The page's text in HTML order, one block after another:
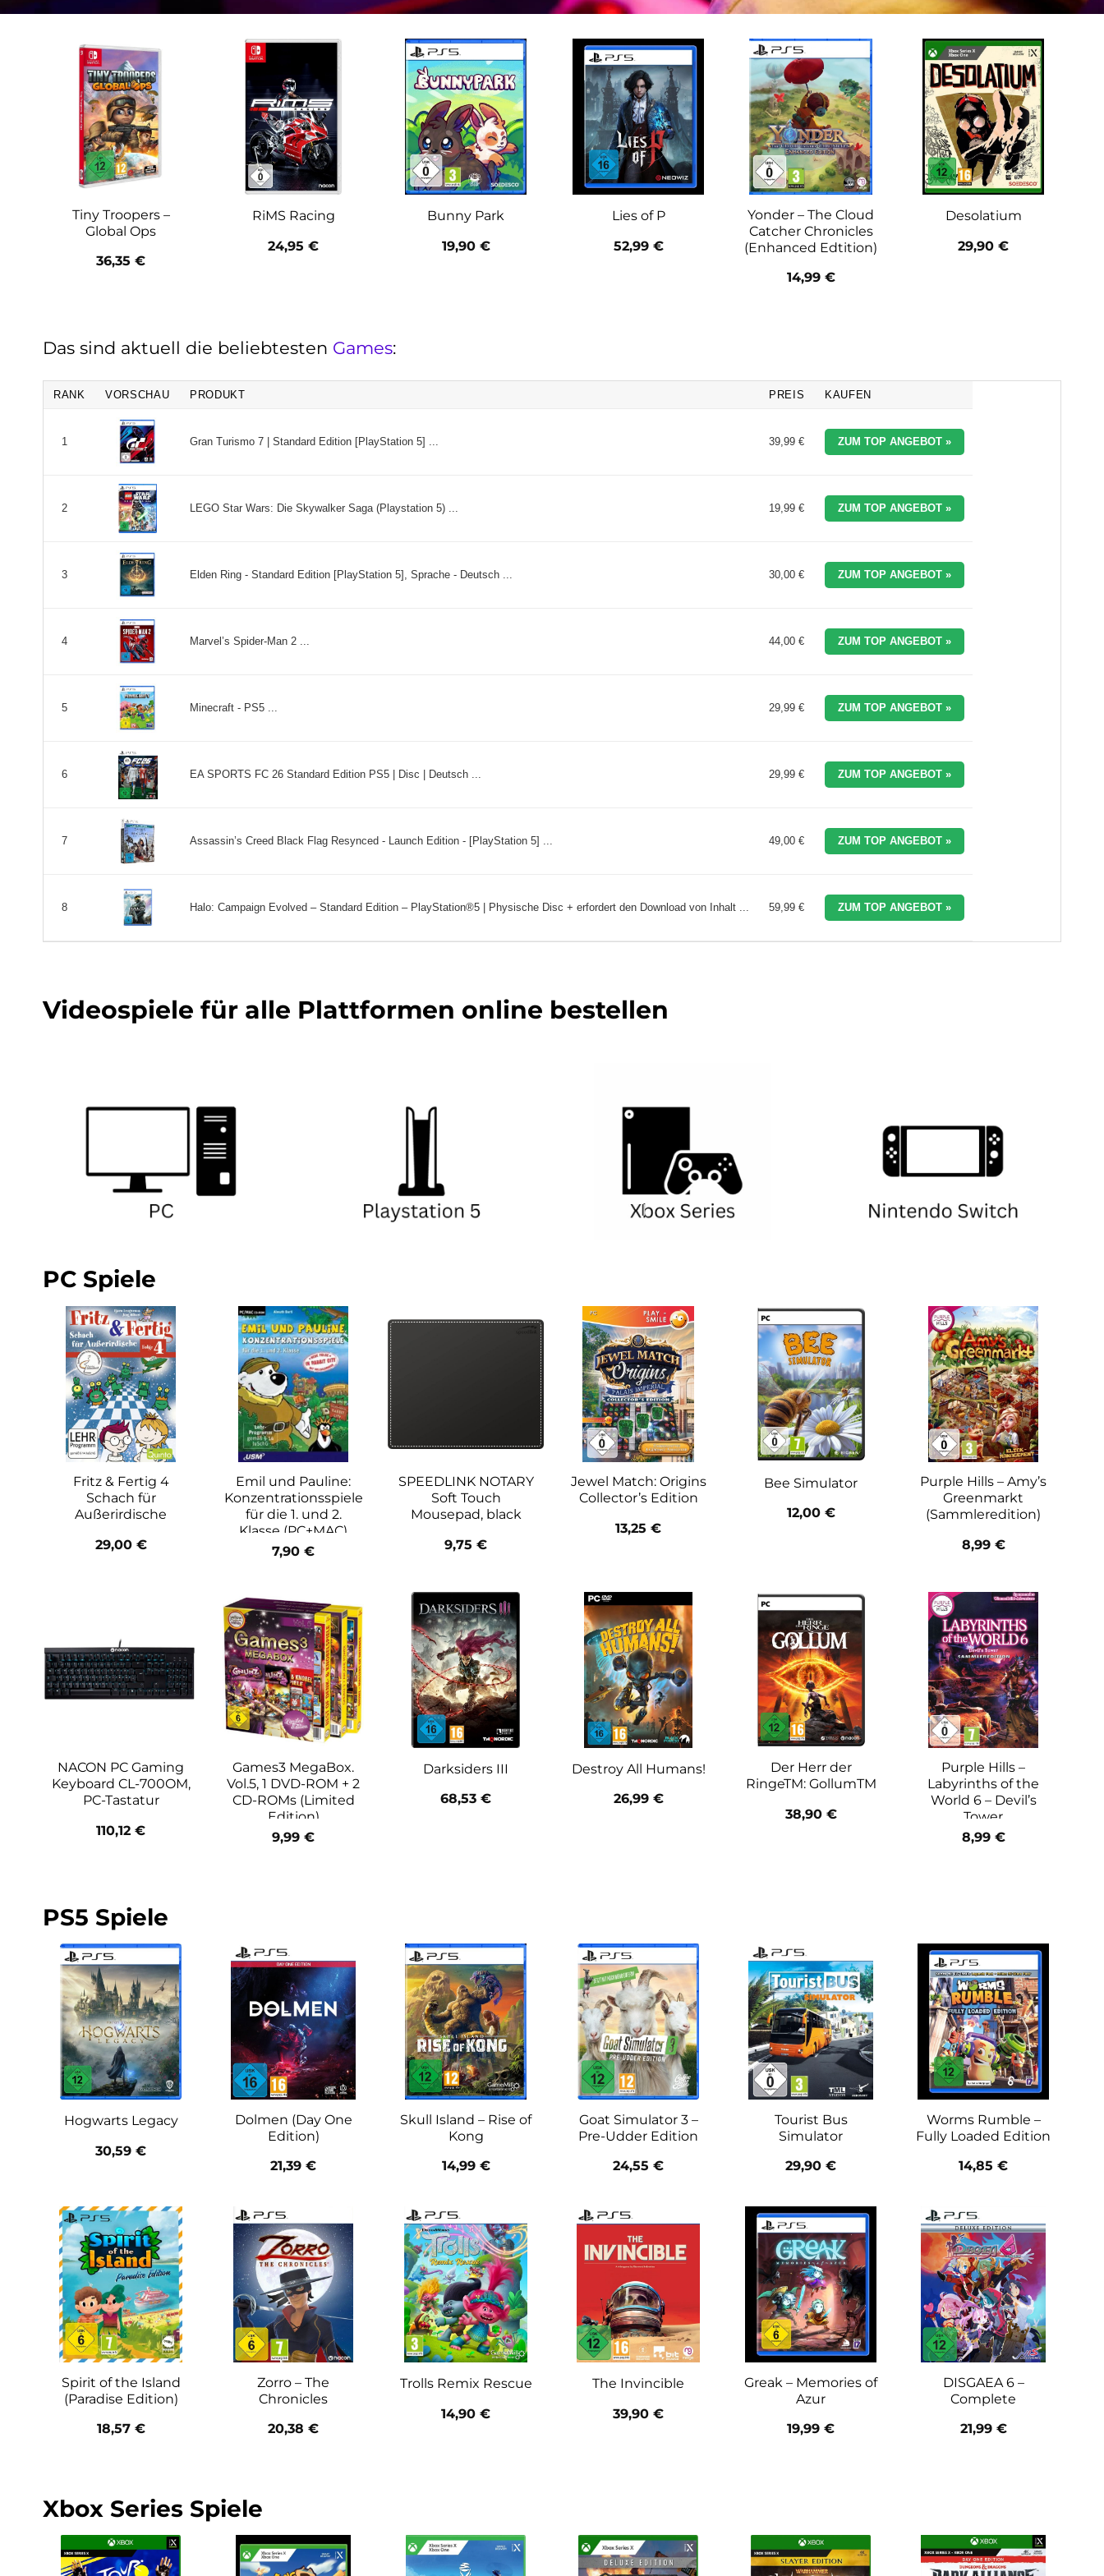
Tiny Troopers –
Global Ops
36,35 €
RiMS Racing
24,95 €
Bunny Park
19,90 €
Lies of P
52,99 €
Yonder – The Cloud
Catcher Chronicles
(Enhanced Edtition)
14,99 €
Desolatium
29,90 €
Das sind aktuell die beliebtesten Games:
RANK VORSCHAU PRODUKT PREIS KAUFEN
1 Gran Turismo 7 | Standard Edition [PlayStation 5] ... 39,99 € ZUM TOP ANGEBOT »
2 LEGO Star Wars: Die Skywalker Saga (Playstation 5) ... 19,99 € ZUM TOP ANGEBOT »
3 Elden Ring - Standard Edition [PlayStation 5], Sprache ‏- Deutsch ... 30,00 € ZUM TOP ANGEBOT »
4 Marvel’s Spider-Man 2 ... 44,00 € ZUM TOP ANGEBOT »
5 Minecraft - PS5 ... 29,99 € ZUM TOP ANGEBOT »
6 EA SPORTS FC 26 Standard Edition PS5 | Disc | Deutsch ... 29,99 € ZUM TOP ANGEBOT »
7 Assassin’s Creed Black Flag Resynced - Launch Edition - [PlayStation 5] ... 49,00 € ZUM TOP ANGEBOT »
8 Halo: Campaign Evolved – Standard Edition – PlayStation®5 | Physische Disc + erfordert den Download von Inhalt ... 59,99 € ZUM TOP ANGEBOT »
Videospiele für alle Plattformen online bestellen
PC Spiele
Fritz & Fertig 4
Schach für
Außerirdische
29,00 €
Emil und Pauline:
Konzentrationsspiele
für die 1. und 2.
Klasse (PC+MAC)
7,90 €
SPEEDLINK NOTARY
Soft Touch
Mousepad, black
9,75 €
Jewel Match: Origins
Collector’s Edition
13,25 €
Bee Simulator
12,00 €
Purple Hills – Amy’s
Greenmarkt
(Sammleredition)
8,99 €
NACON PC Gaming
Keyboard CL-700OM,
PC-Tastatur
110,12 €
Games3 MegaBox.
Vol.5, 1 DVD-ROM + 2
CD-ROMs (Limited
Edition)
9,99 €
Darksiders III
68,53 €
Destroy All Humans!
26,99 €
Der Herr der
RingeTM: GollumTM
38,90 €
Purple Hills –
Labyrinths of the
World 6 – Devil’s
Tower
8,99 €
PS5 Spiele
Hogwarts Legacy
30,59 €
Dolmen (Day One
Edition)
21,39 €
Skull Island – Rise of
Kong
14,99 €
Goat Simulator 3 –
Pre-Udder Edition
24,55 €
Tourist Bus
Simulator
29,90 €
Worms Rumble –
Fully Loaded Edition
14,85 €
Spirit of the Island
(Paradise Edition)
18,57 €
Zorro – The
Chronicles
20,38 €
Trolls Remix Rescue
14,90 €
The Invincible
39,90 €
Greak – Memories of
Azur
19,99 €
DISGAEA 6 –
Complete
21,99 €
Xbox Series Spiele